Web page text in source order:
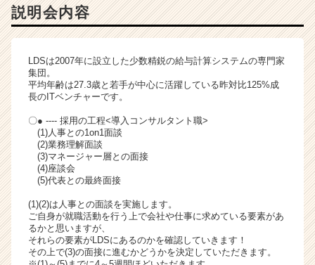
ウ
ト
届
く
就
サ
ト
ア
キ
ャ
ア
（C
説明会内容
LDSは2007年に設立した少数精鋭の給与計算システムの専門家
集団。
平均年齢は27.3歳と若手が中心に活躍している昨対比125%成
長のITベンチャーです。
〇● ---- 採用の工程<導入コンサルタント職>
(1)人事との1on1面談
(2)業務理解面談
(3)マネージャー層との面接
(4)座談会
(5)代表との最終面接
(1)(2)は人事との面談を実施します。
ご自身が就職活動を行う上で会社や仕事に求めている要素があ
るかと思いますが、
それらの要素がLDSにあるのかを確認していきます！
その上で(3)の面接に進むかどうかを決定していただきます。